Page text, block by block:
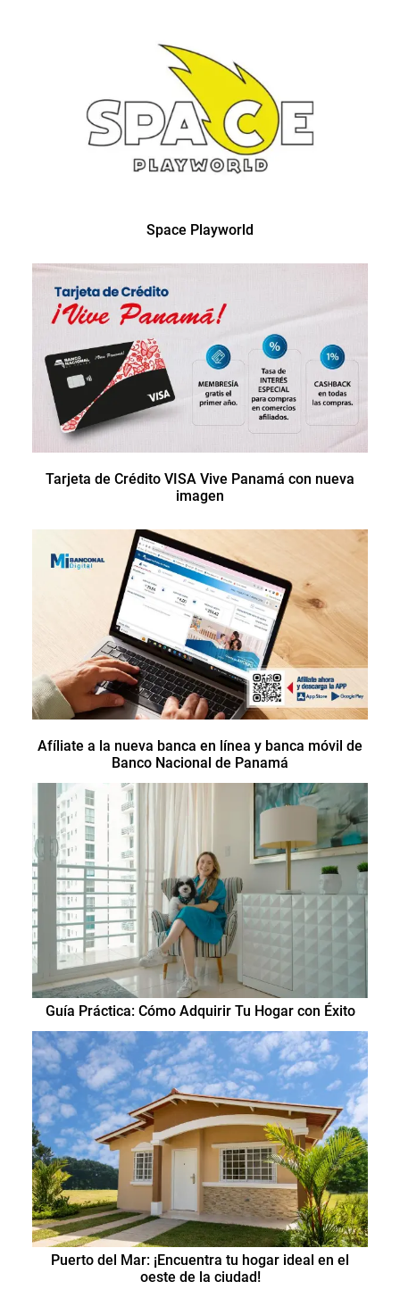
Space Playworld
Tarjeta de Crédito VISA Vive Panamá con nueva
imagen
Afíliate a la nueva banca en línea y banca móvil de
Banco Nacional de Panamá
Guía Práctica: Cómo Adquirir Tu Hogar con Éxito
Puerto del Mar: ¡Encuentra tu hogar ideal en el
oeste de la ciudad!